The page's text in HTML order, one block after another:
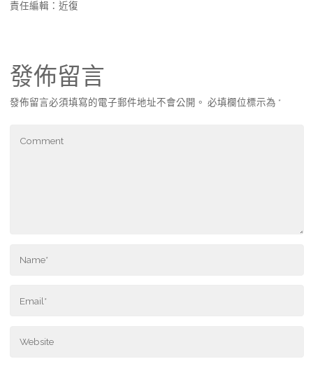
責任編輯：近復
發佈留言
發佈留言必須填寫的電子郵件地址不會公開。 必填欄位標示為 *